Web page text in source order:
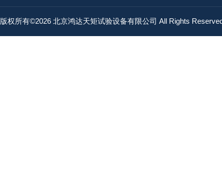
版权所有©2026 北京鸿达天矩试验设备有限公司 All Rights